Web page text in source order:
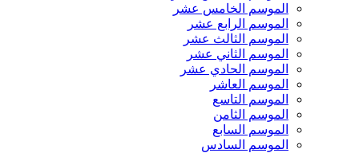
الموسم الخامس عشر
الموسم الرابع عشر
الموسم الثالث عشر
الموسم الثاني عشر
الموسم الحادي عشر
الموسم العاشر
الموسم التاسع
الموسم الثامن
الموسم السابع
الموسم السادس